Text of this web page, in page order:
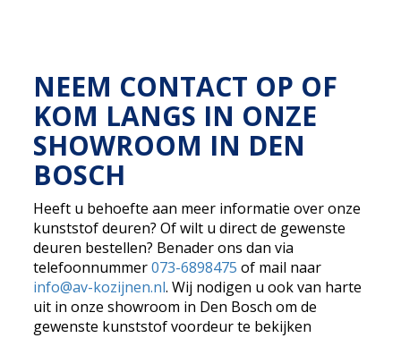
NEEM CONTACT OP OF
KOM LANGS IN ONZE
SHOWROOM IN DEN
BOSCH
Heeft u behoefte aan meer informatie over onze
kunststof deuren? Of wilt u direct de gewenste
deuren bestellen? Benader ons dan via
telefoonnummer073-6898475 of mail naar
info@av-kozijnen.nl. Wij nodigen u ook van harte
uit in onze showroom in Den Bosch om de
gewenste kunststof voordeur te bekijken